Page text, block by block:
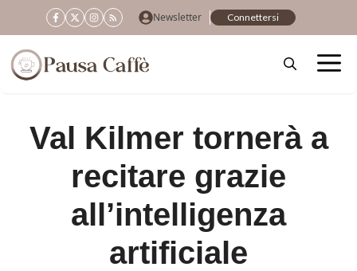
al
contenuto
Newsletter Connettersi
Val Kilmer tornerà a
recitare grazie
all’intelligenza
artificiale